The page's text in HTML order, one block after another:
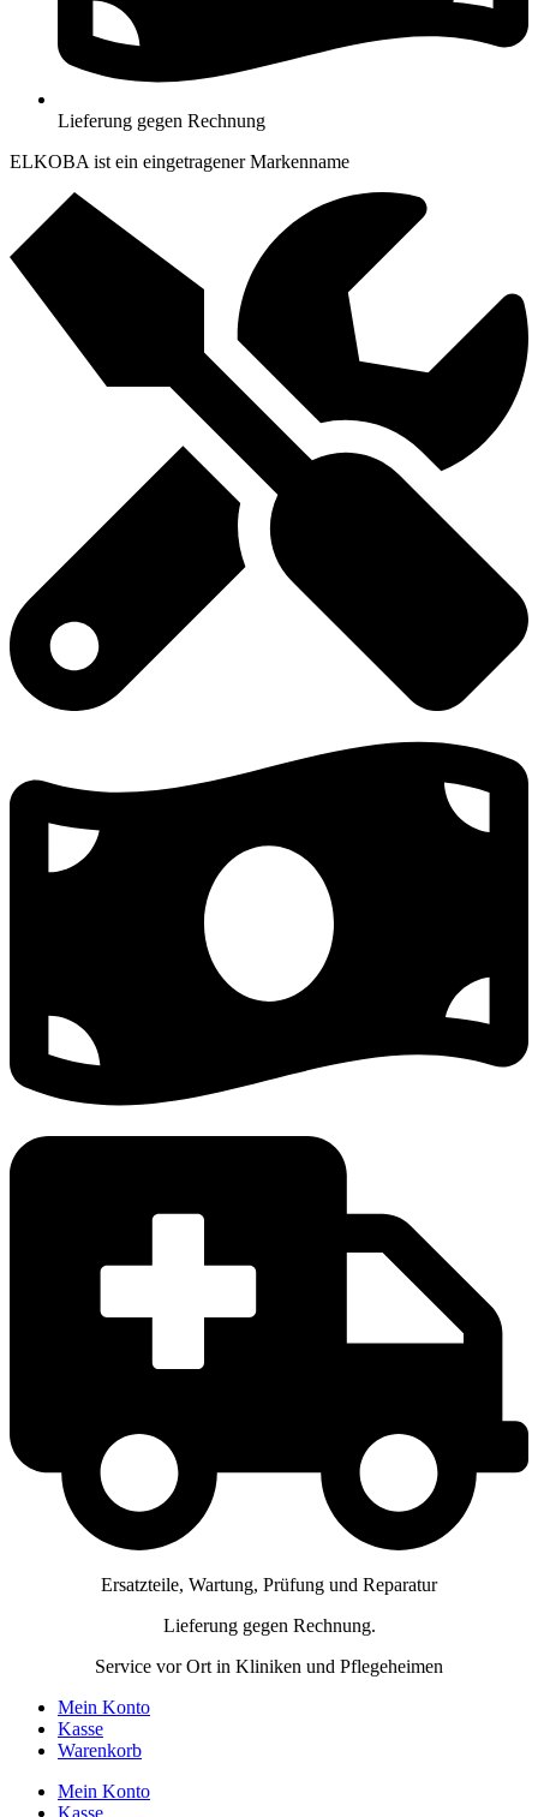
Lieferung gegen Rechnung
ELKOBA ist ein eingetragener Markenname
Ersatzteile, Wartung, Prüfung und Reparatur
Lieferung gegen Rechnung.
Service vor Ort in Kliniken und Pflegeheimen
Mein Konto
Kasse
Warenkorb
Mein Konto